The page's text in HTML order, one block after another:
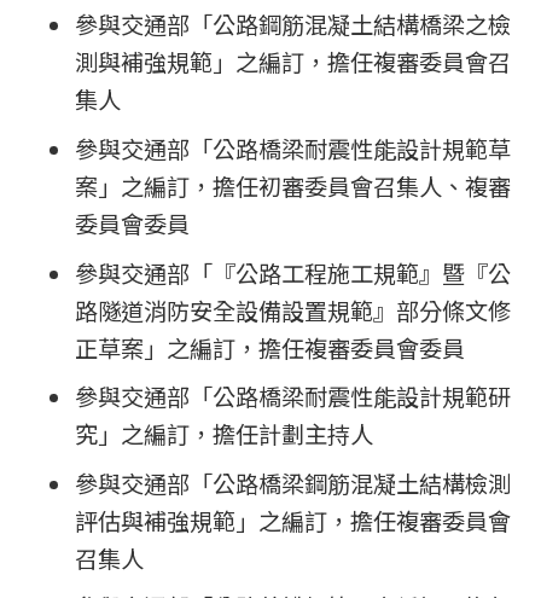
參與交通部「公路鋼筋混凝土結構橋梁之檢
測與補強規範」之編訂，擔任複審委員會召
集人
參與交通部「公路橋梁耐震性能設計規範草
案」之編訂，擔任初審委員會召集人、複審
委員會委員
參與交通部「『公路工程施工規範』暨『公
路隧道消防安全設備設置規範』部分條文修
正草案」之編訂，擔任複審委員會委員
參與交通部「公路橋梁耐震性能設計規範研
究」之編訂，擔任計劃主持人
參與交通部「公路橋梁鋼筋混凝土結構檢測
評估與補強規範」之編訂，擔任複審委員會
召集人